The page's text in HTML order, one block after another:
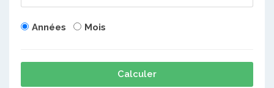
Années Mois
Calculer